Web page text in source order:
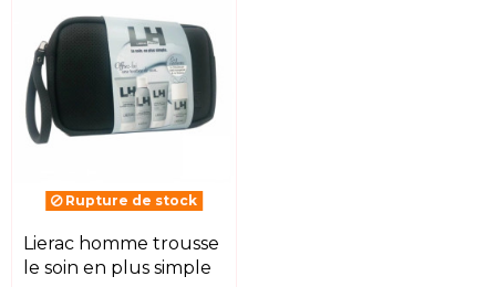
Rupture de stock
lierac homme trousse
le soin en plus simple